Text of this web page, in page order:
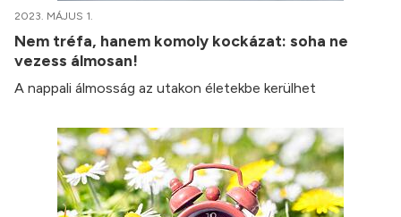
2023. MÁJUS 1.
Nem tréfa, hanem komoly kockázat: soha ne
vezess álmosan!
A nappali álmosság az utakon életekbe kerülhet